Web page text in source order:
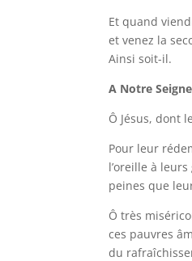
Et quand
et venez la
Ainsi soit-il.
A Notre
Ô Jésus, dont
Pour leur
l’oreille à
peines que
Ô très
ces pauvres
du